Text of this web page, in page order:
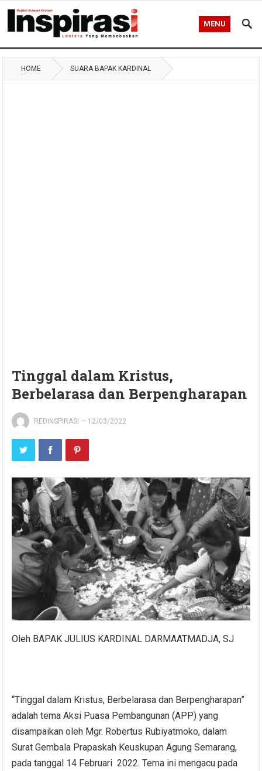
MENU
HOME SUARA BAPAK KARDINAL
Tinggal dalam Kristus,
Berbelarasa dan Berpengharapan
REDINSPIRASI — 12/03/2022
Oleh BAPAK JULIUS KARDINAL DARMAATMADJA, SJ
“Tinggal dalam Kristus, Berbelarasa dan Berpengharapan”
adalah tema Aksi Puasa Pembangunan (APP) yang
disampaikan oleh Mgr. Robertus Rubiyatmoko, dalam
Surat Gembala Prapaskah Keuskupan Agung Semarang,
pada tanggal 14 Februari 2022. Tema ini mengacu pada